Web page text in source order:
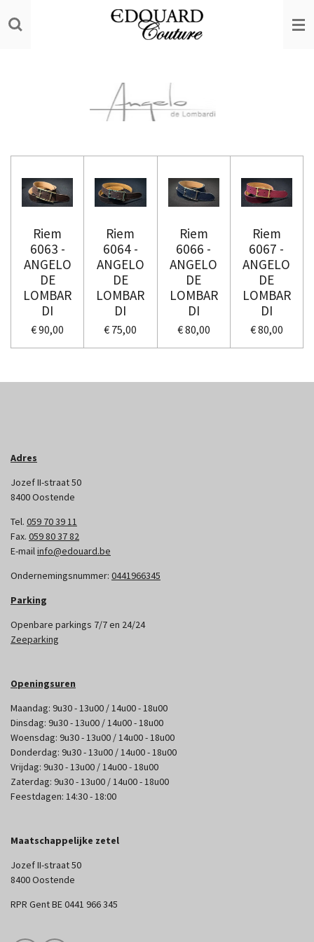
direct
Riem
6063 -
ANGELO
DE
LOMBAR
DI
€ 90,00
Riem
6064 -
ANGELO
DE
LOMBAR
DI
€ 75,00
Riem
6066 -
ANGELO
DE
LOMBAR
DI
€ 80,00
Riem
6067 -
ANGELO
DE
LOMBAR
DI
€ 80,00
Adres
Jozef II-straat 50
8400 Oostende
Tel. 059 70 39 11
Fax. 059 80 37 82
E-mailinfo@edouard.be
Ondernemingsnummer: 0441966345
Parking
Openbare parkings 7/7 en 24/24
Zeeparking
Openingsuren
Maandag: 9u30 - 13u00 / 14u00 - 18u00
Dinsdag: 9u30 - 13u00 / 14u00 - 18u00
Woensdag: 9u30 - 13u00 / 14u00 - 18u00
Donderdag: 9u30 - 13u00 / 14u00 - 18u00
Vrijdag: 9u30 - 13u00 / 14u00 - 18u00
Zaterdag: 9u30 - 13u00 / 14u00 - 18u00
Feestdagen: 14:30 - 18:00
Maatschappelijke zetel
Jozef II-straat 50
8400 Oostende
RPR Gent BE 0441 966 345